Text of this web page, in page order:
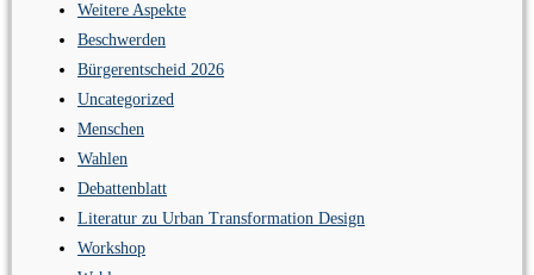
Weitere Aspekte
Beschwerden
Bürgerentscheid 2026
Uncategorized
Menschen
Wahlen
Debattenblatt
Literatur zu Urban Transformation Design
Workshop